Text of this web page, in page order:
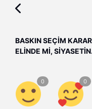
BASKIN SEÇİM
ELİNDE Mİ, SİYASETİN